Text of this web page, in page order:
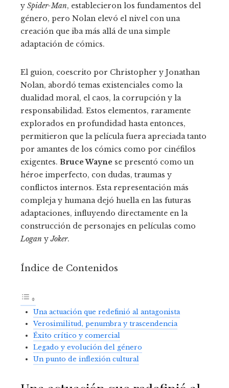
y Spider-Man, establecieron los fundamentos del
género, pero Nolan elevó el nivel con una
creación que iba más allá de una simple
adaptación de cómics.
El guion, coescrito por Christopher y Jonathan
Nolan, abordó temas existenciales como la
dualidad moral, el caos, la corrupción y la
responsabilidad. Estos elementos, raramente
explorados en profundidad hasta entonces,
permitieron que la película fuera apreciada tanto
por amantes de los cómics como por cinéfilos
exigentes. Bruce Wayne se presentó como un
héroe imperfecto, con dudas, traumas y
conflictos internos. Esta representación más
compleja y humana dejó huella en las futuras
adaptaciones, influyendo directamente en la
construcción de personajes en películas como
Logan yJoker.
Índice de Contenidos
Una actuación que redefinió al antagonista
Verosimilitud, penumbra y trascendencia
Éxito crítico y comercial
Legado y evolución del género
Un punto de inflexión cultural